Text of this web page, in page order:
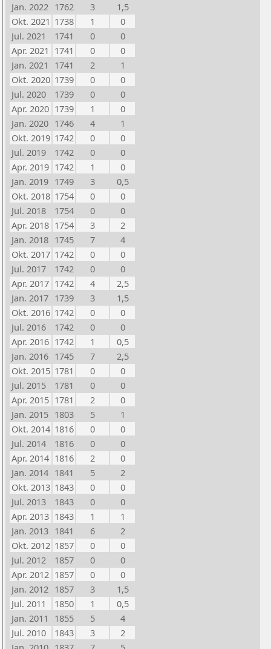
Jan. 2022 1762 3
1,5
Okt. 2021 1738 1
0
Jul. 2021
1741 0
0
Apr. 2021 1741 0
0
Jan. 2021
1741 2
1
Okt. 2020 1739 0
0
Jul. 2020
1739 0
0
Apr. 2020 1739 1
0
Jan. 2020 1746 4
1
Okt. 2019 1742 0
0
Jul. 2019
1742 0
0
Apr. 2019 1742 1
0
Jan. 2019 1749 3
0,5
Okt. 2018 1754 0
0
Jul. 2018
1754 0
0
Apr. 2018 1754 3
2
Jan. 2018 1745 7
4
Okt. 2017 1742 0
0
Jul. 2017
1742 0
0
Apr. 2017 1742 4
2,5
Jan. 2017 1739 3
1,5
Okt. 2016 1742 0
0
Jul. 2016
1742 0
0
Apr. 2016 1742 1
0,5
Jan. 2016 1745 7
2,5
Okt. 2015 1781 0
0
Jul. 2015
1781 0
0
Apr. 2015 1781 2
0
Jan. 2015 1803 5
1
Okt. 2014 1816 0
0
Jul. 2014
1816 0
0
Apr. 2014 1816 2
0
Jan. 2014 1841 5
2
Okt. 2013 1843 0
0
Jul. 2013
1843 0
0
Apr. 2013 1843 1
1
Jan. 2013 1841 6
2
Okt. 2012 1857 0
0
Jul. 2012
1857 0
0
Apr. 2012 1857 0
0
Jan. 2012 1857 3
1,5
Jul. 2011
1850 1
0,5
Jan. 2011
1855 5
4
Jul. 2010
1843 3
2